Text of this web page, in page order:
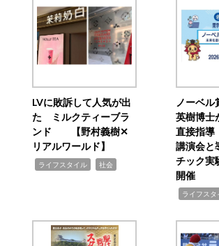
LVに敗訴して人気が出
た ミルクティーブラ
ンド 【野村義樹✕
リアルワールド】
ライフスタイル 社会
ノーベル
英樹博士
直接指
講演会と
チック実
開催
ライフスタ